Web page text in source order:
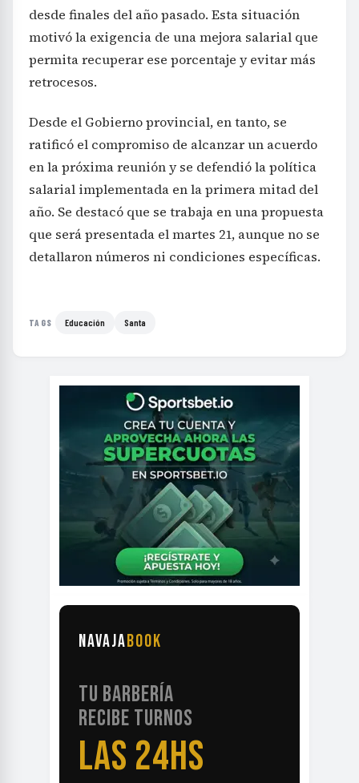
desde finales del año pasado. Esta situación
motivó la exigencia de una mejora salarial que
permita recuperar ese porcentaje y evitar más
retrocesos.
Desde el Gobierno provincial, en tanto, se
ratificó el compromiso de alcanzar un acuerdo
en la próxima reunión y se defendió la política
salarial implementada en la primera mitad del
año. Se destacó que se trabaja en una propuesta
que será presentada el martes 21, aunque no se
detallaron números ni condiciones específicas.
TAGS Educación Santa
NAVAJABOOK
TU BARBERÍA
RECIBE TURNOS
LAS 24HS